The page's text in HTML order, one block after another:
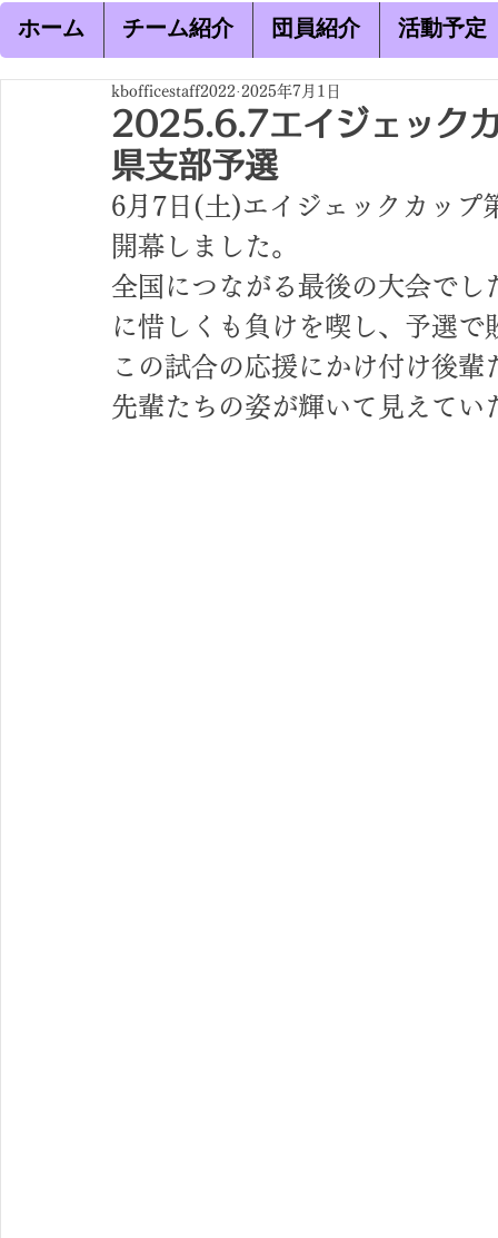
ホーム チーム紹介 団員紹介 活動予定
2025.6.7エイジェック
県支部予選
kbofficestaff2022 2025年7月1日
6月7日(土)エイジェックカップ
開幕しました。
全国につながる最後の大会で
に惜しくも負けを喫し、予選で
この試合の応援にかけ付け後
先輩たちの姿が輝いて見えてい